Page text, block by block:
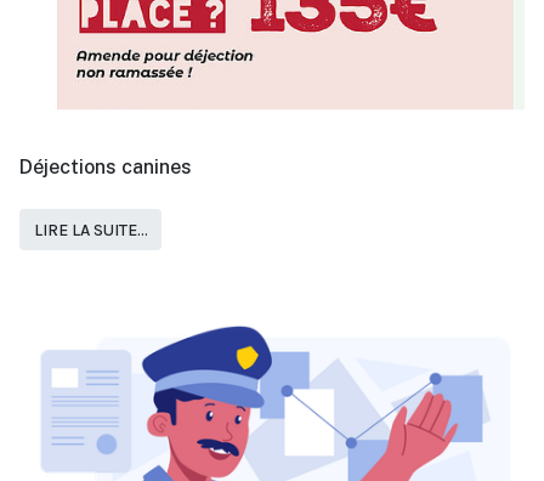
Déjections canines
LIRE LA SUITE...